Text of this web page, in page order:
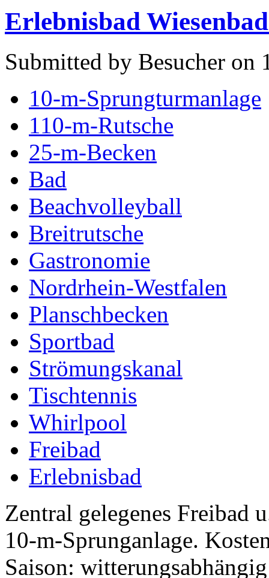
Erlebnisbad
Submitted by Besucher on
10-m-Sprungturmanlage
110-m-Rutsche
25-m-Becken
Bad
Beachvolleyball
Breitrutsche
Gastronomie
Nordrhein-Westfalen
Planschbecken
Sportbad
Strömungskanal
Tischtennis
Whirlpool
Freibad
Erlebnisbad
Zentral gelegenes Freibad
10-m-Sprunganlage.
Saison: